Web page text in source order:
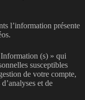
l’information présente
(s) » qui
susceptibles
de votre compte,
et de